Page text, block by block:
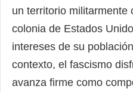
un territorio militarmente
colonia de Estados
intereses de su
contexto, el fascismo
avanza firme como